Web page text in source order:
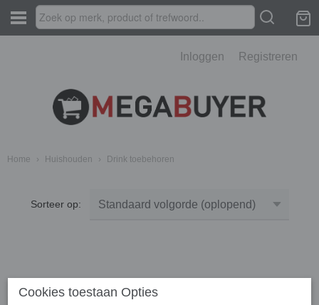
Inloggen Registreren
Home › Huishouden › Drink toebehoren
Sorteer op:
Cookies toestaan Opties